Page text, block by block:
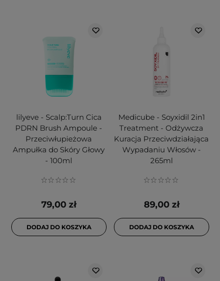
lilyeve - Scalp:Turn Cica
PDRN Brush Ampoule -
Przeciwłupieżowa
Ampułka do Skóry Głowy
- 100ml
79,00 zł
DODAJ DO KOSZYKA
Medicube - Soyxidil 2in1
Treatment - Odżywcza
Kuracja Przeciwdziałająca
Wypadaniu Włosów -
265ml
89,00 zł
DODAJ DO KOSZYKA